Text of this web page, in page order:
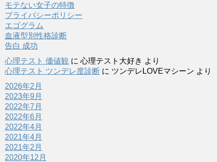
モテない女子の特徴
プライバシーポリシー
エゴグラム
血液型別性格診断
告白 成功
心理テスト 価値観 に 心理テスト大好き より
心理テスト ツンデレ度診断 に ツンデレLOVEマシーン より
2026年2月
2023年9月
2022年7月
2022年6月
2022年4月
2021年4月
2021年2月
2020年12月